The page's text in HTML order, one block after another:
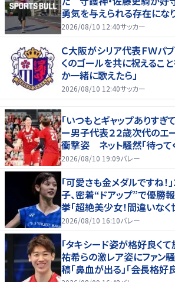
勇気を与えられる存在にな
2026/08/10 12:40サッカー
Ｃ大阪がシリア代表ＦＷパ
くのゴールを共に祝えるこ
か一緒に歌えたら」
2026/08/10 12:40サッカー
「いつもとギャップありすぎ
ー男子代表２２歳次代のエ
衝撃姿 ネット騒然「待って
から話はいってこない」
2026/08/10 19:09バレー
「可愛さも金メダルですね！
子、密着“ドアップ”で優
挙「超絶美少女！間違いなく
2026/08/10 16:10バレー
「タキシード姿が格好良く
祐希らの激レア姿にファ
稿「鼻血が出る」「会長格